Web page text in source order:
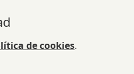
de cookies.